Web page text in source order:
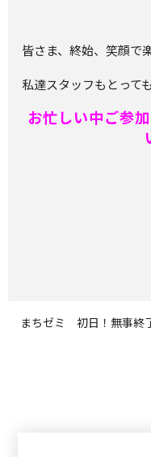
皆さま、終始、笑顔で
私達スタッフもとって
お忙しい中ご参
まちゼミ 初日！無事終